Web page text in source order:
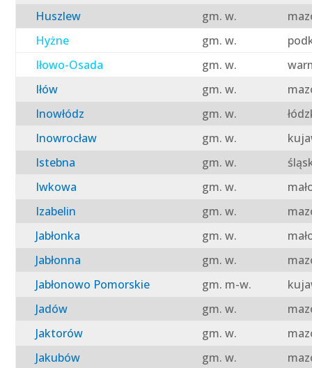
Huszlew
gm. w.
Hyżne
gm. w.
Iłowo-Osada
gm. w.
Iłów
gm. w.
Inowłódz
gm. w.
Inowrocław
gm. w.
Istebna
gm. w.
Iwkowa
gm. w.
Izabelin
gm. w.
Jabłonka
gm. w.
Jabłonna
gm. w.
Jabłonowo Pomorskie
gm. m-w.
Jadów
gm. w.
Jaktorów
gm. w.
Jakubów
gm. w.